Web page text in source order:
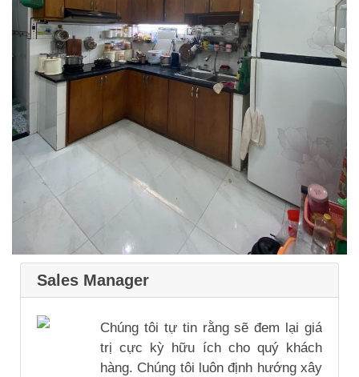
Sales Manager
Chúng tôi tự tin rằng sẽ đem lại giá
trị cực kỳ hữu ích cho quý khách
hàng. Chúng tôi luôn định hướng xây